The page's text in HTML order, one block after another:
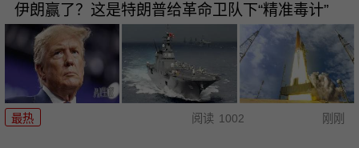
伊朗赢了？这是特朗普给革命卫队下“精准毒计”
最热 阅读 1002 刚刚